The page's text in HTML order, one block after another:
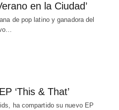
en la Ciudad’
de pop latino y ganadora del
‘This & That’
ha compartido su nuevo EP